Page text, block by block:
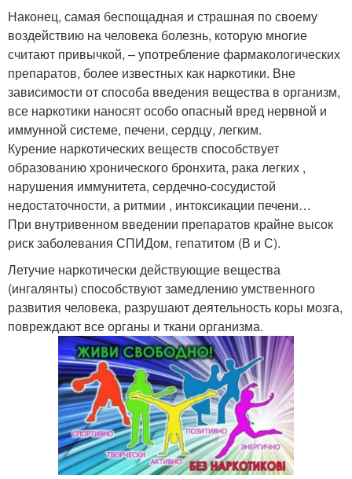
Наконец, самая беспощадная и страшная по своему
воздействию на человека болезнь, которую многие
считают привычкой, – употребление фармакологических
препаратов, более известных как наркотики. Вне
зависимости от способа введения вещества в организм,
все наркотики наносят особо опасный вред нервной и
иммунной системе, печени, сердцу, легким.
Курение наркотических веществ способствует
образованию хронического бронхита, рака легких ,
нарушения иммунитета, сердечно-сосудистой
недостаточности, а ритмии , интоксикации печени…
При внутривенном введении препаратов крайне высок
риск заболевания СПИДом, гепатитом (В и С).
Летучие наркотически действующие вещества
(ингалянты) способствуют замедлению умственного
развития человека, разрушают деятельность коры мозга,
повреждают все органы и ткани организма.